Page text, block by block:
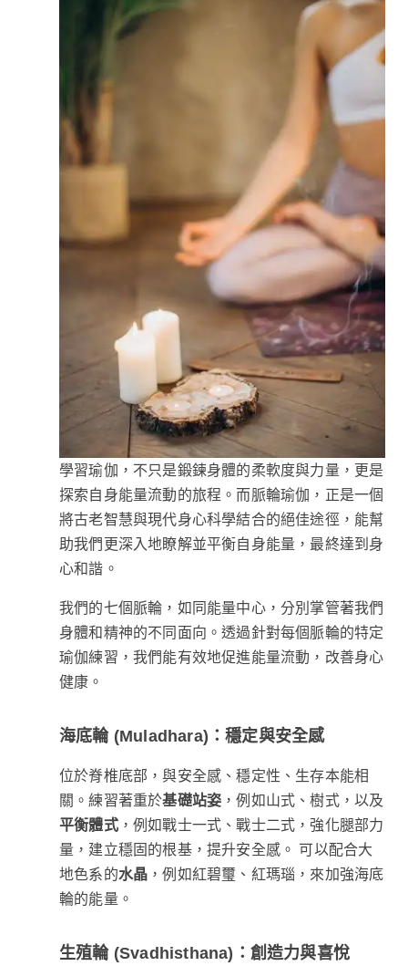
學習瑜伽，不只是鍛鍊身體的柔軟度與力量，更是
探索自身能量流動的旅程。而脈輪瑜伽，正是一個
將古老智慧與現代身心科學結合的絕佳途徑，能幫
助我們更深入地瞭解並平衡自身能量，最終達到身
心和諧。
我們的七個脈輪，如同能量中心，分別掌管著我們
身體和精神的不同面向。透過針對每個脈輪的特定
瑜伽練習，我們能有效地促進能量流動，改善身心
健康。
海底輪 (Muladhara)：穩定與安全感
位於脊椎底部，與安全感、穩定性、生存本能相
關。練習著重於基礎站姿 ，例如山式、樹式，以及
平衡體式，例如戰士一式、戰士二式，強化腿部力
量，建立穩固的根基，提升安全感。 可以配合大
地色系的水晶 ，例如紅碧璽、紅瑪瑙，來加強海底
輪的能量。
生殖輪 (Svadhisthana)：創造力與喜悅